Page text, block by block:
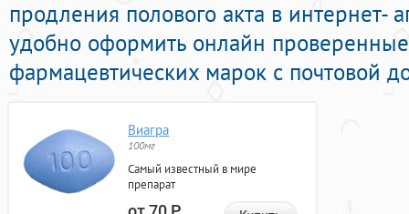
продления полового акта в интернет-
удобно оформить онлайн проверенные
фармацевтических марок с почтовой
Виагра
100мг
Самый известный в мире
препарат